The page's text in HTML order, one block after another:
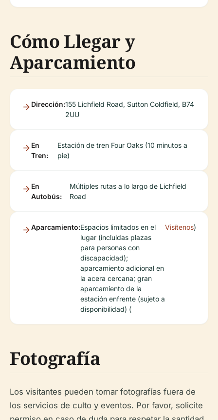
Cómo Llegar y
Aparcamiento
Dirección:155 Lichfield Road, Sutton Coldfield, B74
2UU
En
Tren:
Estación de tren Four Oaks (10 minutos a
pie)
En
Autobús:
Múltiples rutas a lo largo de Lichfield
Road
Aparcamiento:Espacios limitados en el
lugar (incluidas plazas
para personas con
discapacidad);
aparcamiento adicional en
la acera cercana; gran
aparcamiento de la
estación enfrente (sujeto a
disponibilidad) (
Visítenos)
Fotografía
Los visitantes pueden tomar fotografías fuera de
los servicios de culto y eventos. Por favor, solicite